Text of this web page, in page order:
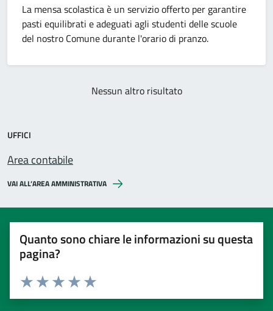
La mensa scolastica è un servizio offerto per garantire
pasti equilibrati e adeguati agli studenti delle scuole
del nostro Comune durante l'orario di pranzo.
Nessun altro risultato
UFFICI
Area contabile
VAI ALL’AREA AMMINISTRATIVA
Quanto sono chiare le informazioni su questa
pagina?
Valuta 5 stelle su 5
Valuta 4 stelle su 5
Valuta 3 stelle su 5
Valuta 2 stelle su 5
Valuta 1 stelle su 5